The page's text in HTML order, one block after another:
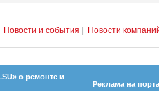
Новости и события Новости
о ремонте и
Реклама на